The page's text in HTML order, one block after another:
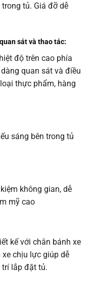
tủ. Giá đỡ dễ
sát và thao tác:
độ trên cao phía
quan sát và điều
thực phẩm, hàng
sáng bên trong tủ
không gian, dễ
mỹ cao
kế với chân bánh xe
chịu lực giúp dễ
trí lắp đặt tủ.